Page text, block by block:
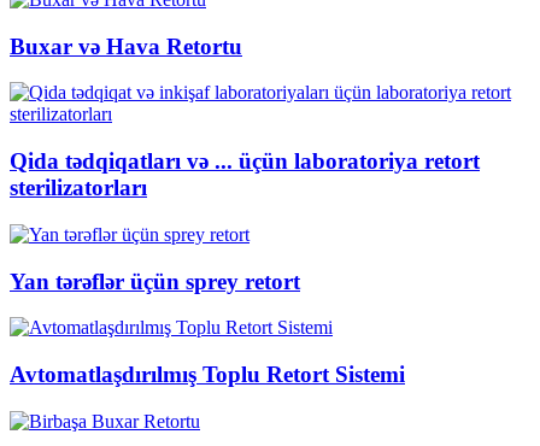
Buxar və Hava Retortu
Qida tədqiqatları və ... üçün laboratoriya retort
sterilizatorları
Yan tərəflər üçün sprey retort
Avtomatlaşdırılmış Toplu Retort Sistemi